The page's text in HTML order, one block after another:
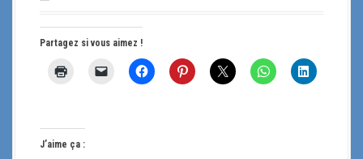
Partagez si vous aimez !
J’aime ça :